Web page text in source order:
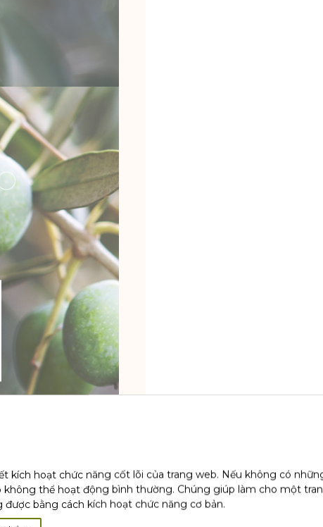
kích hoạt chức năng cốt lõi của trang web. Nếu không có
không thể hoạt động bình thường. Chúng giúp làm cho một
được bằng cách kích hoạt chức năng cơ bản.